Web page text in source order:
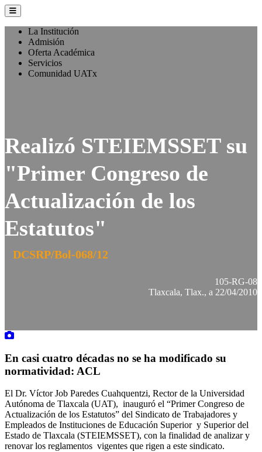
La Institución
Admisión
Oferta Académica
Servicios
Comunidad UATx
Realizó STEIEMSSET su
"Primer Congreso de
Actualización de los
Estatutos"
DCSRP/Bol-068/12
105-RG-08
Tlaxcala, Tlax., a 22/04/2010
En casi cuatro décadas no se ha modificado su
normatividad: ACL
El Dr. Víctor Job Paredes Cuahquentzi, Rector de la Universidad
Autónoma de Tlaxcala (UAT), inauguró el “Primer Congreso de
Actualización de los Estatutos” del Sindicato de Trabajadores y
Empleados de Instituciones de Educación Superior y Superior del
Estado de Tlaxcala (STEIEMSSET), con la finalidad de analizar y
renovar los reglamentos vigentes que rigen a este sindicato.